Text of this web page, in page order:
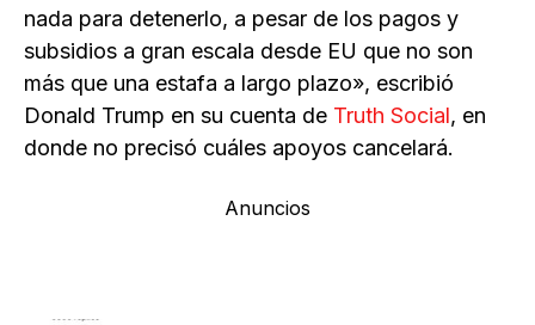
nada para detenerlo, a pesar de los pagos y
subsidios a gran escala desde EU que no son
más que una estafa a largo plazo», escribió
Donald Trump en su cuenta de Truth Social, en
donde no precisó cuáles apoyos cancelará.
Anuncios